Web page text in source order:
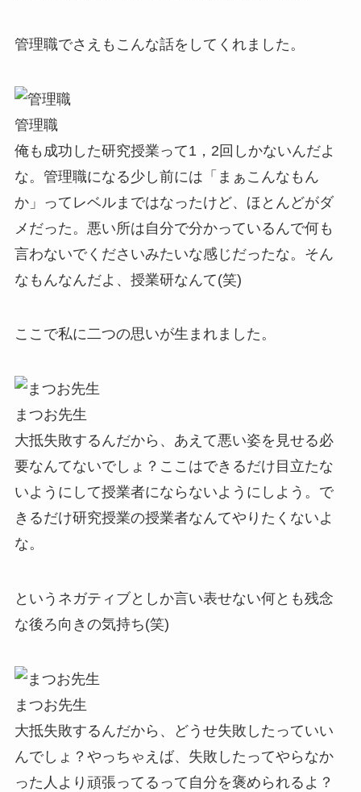
管理職でさえもこんな話をしてくれました。
管理職
俺も成功した研究授業って1，2回しかないんだよ
な。管理職になる少し前には「まぁこんなもん
か」ってレベルまではなったけど、ほとんどがダ
メだった。悪い所は自分で分かっているんで何も
言わないでくださいみたいな感じだったな。そん
なもんなんだよ、授業研なんて(笑)
ここで私に二つの思いが生まれました。
まつお先生
大抵失敗するんだから、あえて悪い姿を見せる必
要なんてないでしょ？ここはできるだけ目立たな
いようにして授業者にならないようにしよう。で
きるだけ研究授業の授業者なんてやりたくないよ
な。
というネガティブとしか言い表せない何とも残念
な後ろ向きの気持ち(笑)
まつお先生
大抵失敗するんだから、どうせ失敗したっていい
んでしょ？やっちゃえば、失敗したってやらなか
った人より頑張ってるって自分を褒められるよ？